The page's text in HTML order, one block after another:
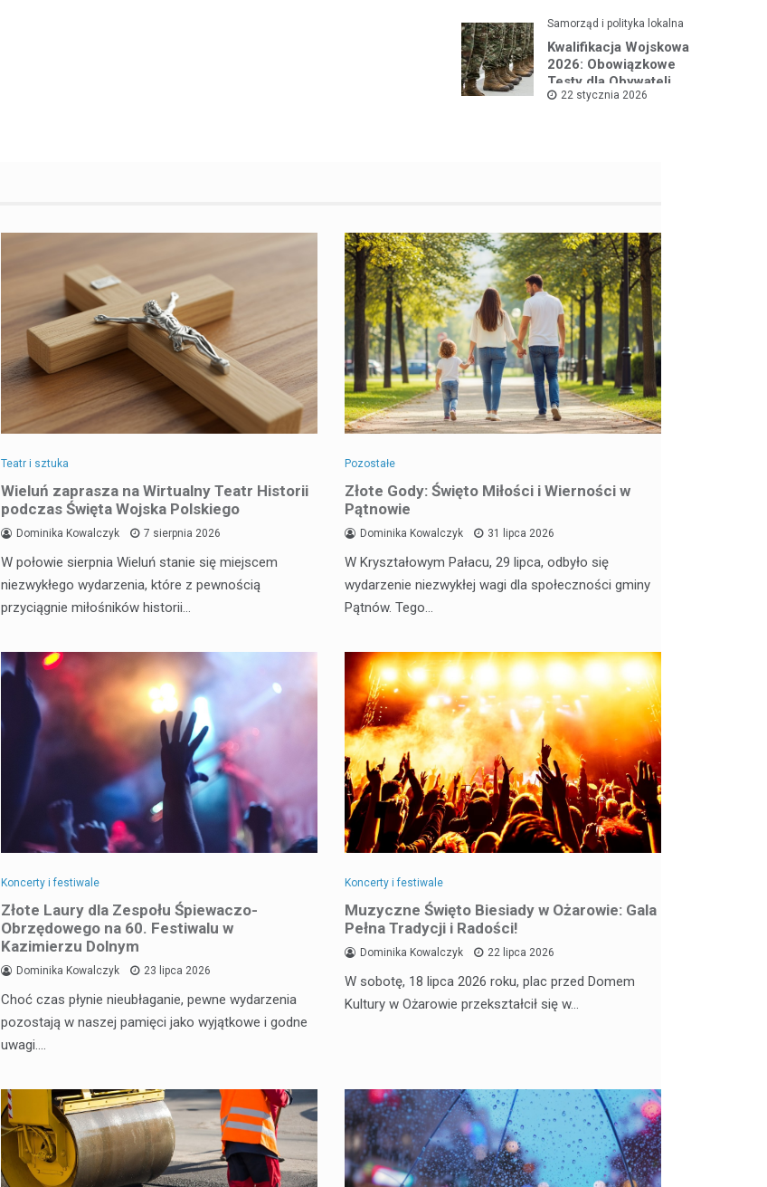
Samorząd i polityka lokalna
Kwalifikacja Wojskowa
2026: Obowiązkowe
Testy dla Obywateli
22 stycznia 2026
Teatr i sztuka
Wieluń zaprasza na Wirtualny Teatr Historii
podczas Święta Wojska Polskiego
Dominika Kowalczyk 7 sierpnia 2026
W połowie sierpnia Wieluń stanie się miejscem
niezwykłego wydarzenia, które z pewnością
przyciągnie miłośników historii…
Pozostałe
Złote Gody: Święto Miłości i Wierności w
Pątnowie
Dominika Kowalczyk 31 lipca 2026
W Kryształowym Pałacu, 29 lipca, odbyło się
wydarzenie niezwykłej wagi dla społeczności gminy
Pątnów. Tego…
Koncerty i festiwale
Złote Laury dla Zespołu Śpiewaczo-
Obrzędowego na 60. Festiwalu w
Kazimierzu Dolnym
Dominika Kowalczyk 23 lipca 2026
Choć czas płynie nieubłaganie, pewne wydarzenia
pozostają w naszej pamięci jako wyjątkowe i godne
uwagi.…
Koncerty i festiwale
Muzyczne Święto Biesiady w Ożarowie: Gala
Pełna Tradycji i Radości!
Dominika Kowalczyk 22 lipca 2026
W sobotę, 18 lipca 2026 roku, plac przed Domem
Kultury w Ożarowie przekształcił się w…